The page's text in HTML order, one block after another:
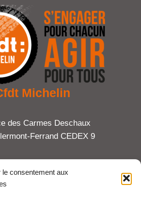
le consentement aux
Michelin
des Carmes Deschaux
Ferrand CEDEX 9
: 06 65 27 23 81